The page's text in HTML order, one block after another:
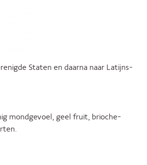
Staten en daarna naar Latijns-
mondgevoel, geel fruit, brioche-